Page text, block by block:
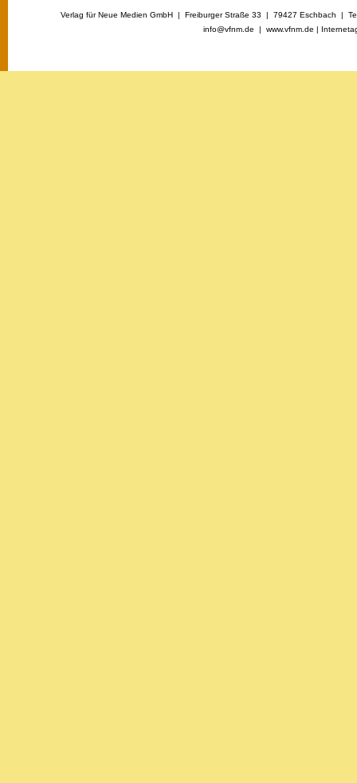
Verlag für Neue Medien GmbH | Freiburger Straße 33 | 79427 Eschbach |
info@vfnm.de | www.vfnm.de |